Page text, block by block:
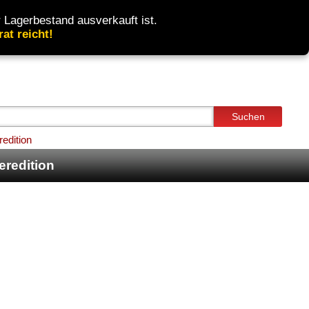
ausverkauft ist.
reicht!
Suchen